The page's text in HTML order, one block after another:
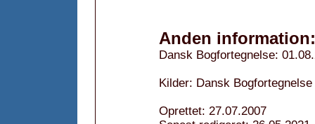
Anden information:
Dansk Bogfortegnelse:
Kilder: Dansk Bogfortegnelse
Oprettet: 27.07.2007